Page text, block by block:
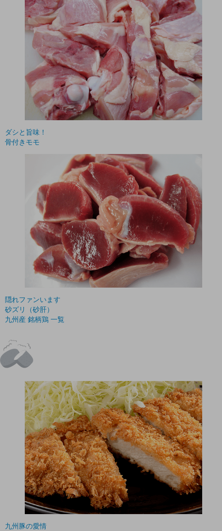
ダシと旨味！
骨付きモモ
隠れファンいます
砂ズリ（砂肝）
九州産 銘柄鶏 一覧
九州豚の愛情